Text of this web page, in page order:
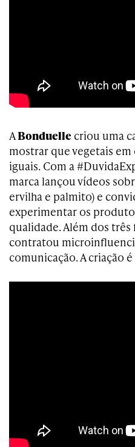
ABonduelle criou uma
mostrar que vegetais
iguais. Com a
marca lançou vídeos
ervilha e palmito) e
experimentar os
qualidade. Além dos
contratou
comunicação. A criação